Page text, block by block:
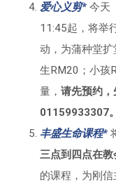
爱心义剪* 今天
11:45起，将举
动，为蒲种堂
生RM20；小孩
量， 请先预约
01159933307。
丰盛生命课程*
三点到四点在教
的课程，为刚